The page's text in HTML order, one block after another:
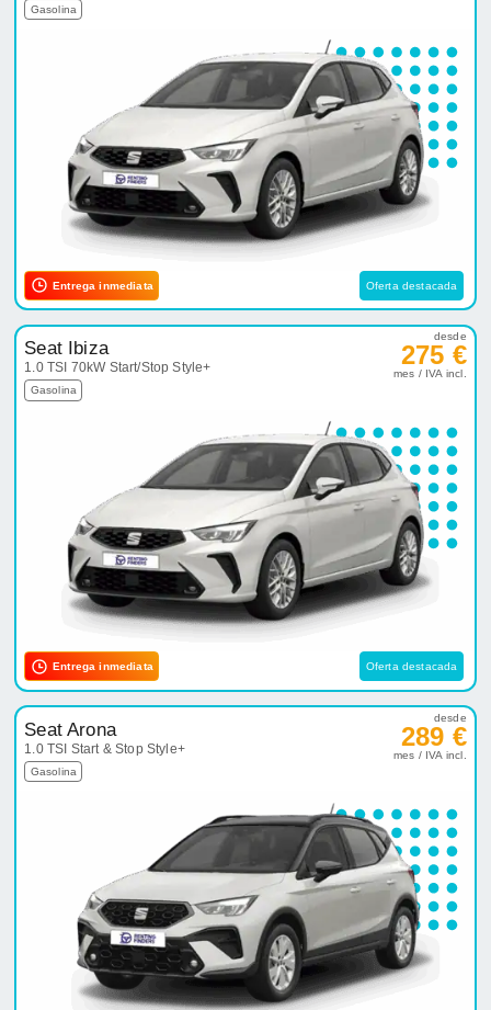
Gasolina
Entrega inmediata Oferta destacada
Seat Ibiza
1.0 TSI 70kW Start/Stop Style+
Gasolina
desde
275 €
mes / IVA incl.
Entrega inmediata Oferta destacada
Seat Arona
1.0 TSI Start & Stop Style+
Gasolina
desde
289 €
mes / IVA incl.